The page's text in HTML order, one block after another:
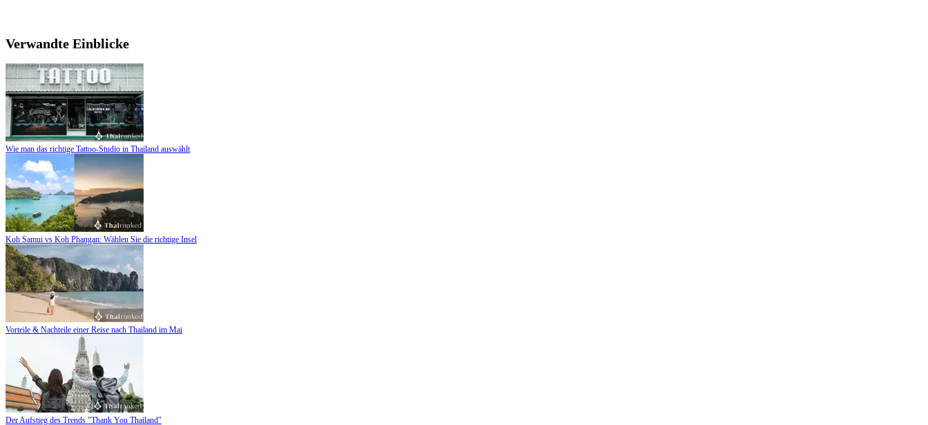
Verwandte Einblicke
Wie man das richtige Tattoo-Studio in Thailand auswählt
Koh Samui vs Koh Phangan: Wählen Sie die richtige Insel
Vorteile & Nachteile einer Reise nach Thailand im Mai
Der Aufstieg des Trends "Thank You Thailand"